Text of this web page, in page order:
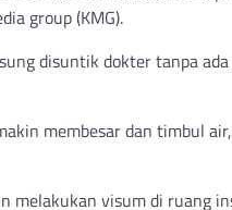
group (KMG).
disuntik dokter tanpa
membesar dan timbul
visum di ruang